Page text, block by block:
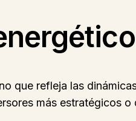
que refleja las
más estratégicos o